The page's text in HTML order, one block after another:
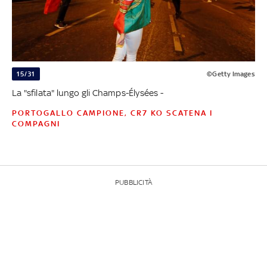
15/31 ©Getty Images
La "sfilata" lungo gli Champs-Élysées -
PORTOGALLO CAMPIONE, CR7 KO SCATENA I
COMPAGNI
PUBBLICITÀ